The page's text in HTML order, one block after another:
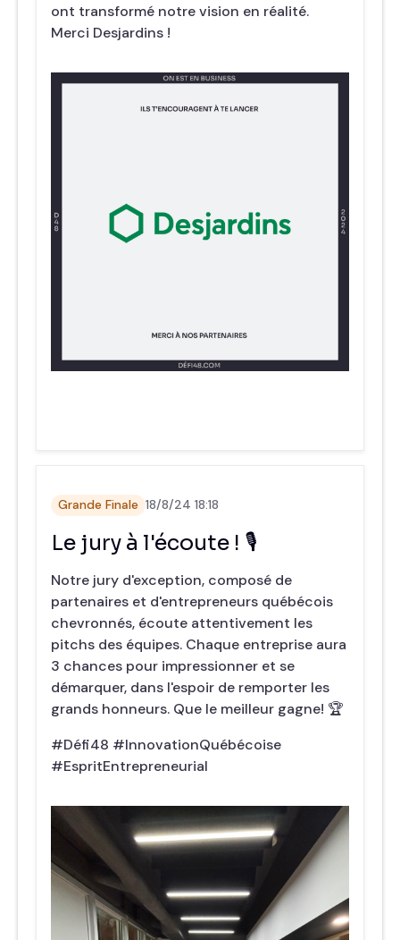
ont transformé notre vision en réalité.
Merci Desjardins !
Grande Finale 18/8/24 18:18
Le jury à l'écoute ! 🎙️
Notre jury d'exception, composé de
partenaires et d'entrepreneurs québécois
chevronnés, écoute attentivement les
pitchs des équipes. Chaque entreprise aura
3 chances pour impressionner et se
démarquer, dans l'espoir de remporter les
grands honneurs. Que le meilleur gagne! 🏆
#Défi48 #InnovationQuébécoise
#EspritEntrepreneurial